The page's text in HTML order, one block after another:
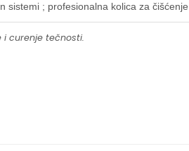
sistemi ; profesionalna kolica za čišćenje
i curenje tečnosti.